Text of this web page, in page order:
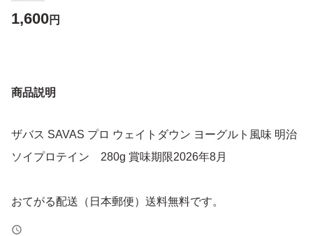
1,600円
商品説明
ザバス SAVAS プロ ウェイトダウン ヨーグルト風味 明治
ソイプロテイン 280g 賞味期限2026年8月
おてがる配送（日本郵便）送料無料です。